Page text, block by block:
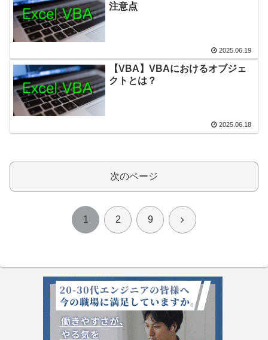
注意点
2025.06.19
【VBA】VBAにおけるオブジェ
クトとは？
2025.06.18
次のページ
1 2 9 次